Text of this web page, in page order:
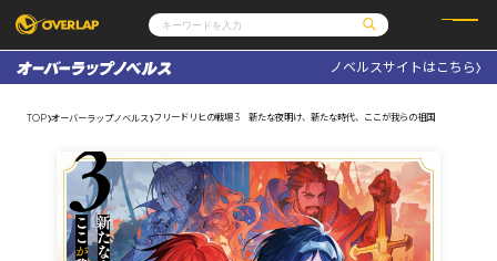
コミックガルド
コミッククリエ
文庫
ノベルス
その他
コミックエッセイ
ポケットモンスター
アニメ
ゲーム
通販・NEWS
OVERLAP STORE
オーバーラップ広報室
企業
会社概要
採用情報
アクセス
オーバーラップホールディングス
オーバーラップ文庫
ノベルスサイトはこちら
TOP オーバーラップノベルス フリードリヒの戦場 3 新たな夜明け、新たな時代、ここが我らの祖国